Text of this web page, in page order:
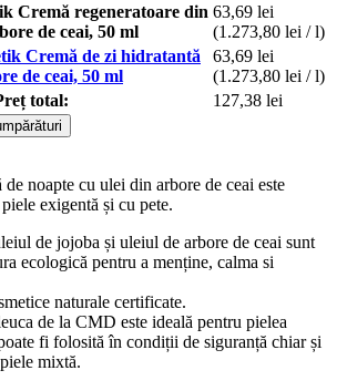
Cremă regeneratoare din
de ceai, 50 ml
63,69 lei
(1.273,80 lei / l)
Cremă de zi hidratantă
de ceai, 50 ml
63,69 lei
(1.273,80 lei / l)
total:
127,38 lei
de noapte cu ulei din arbore de ceai este
exigentă și cu pete.
de jojoba și uleiul de arbore de ceai sunt
ecologică pentru a menține, calma si
naturale certificate.
de la CMD este ideală pentru pielea
fi folosită în condiții de siguranță chiar și
mixtă.